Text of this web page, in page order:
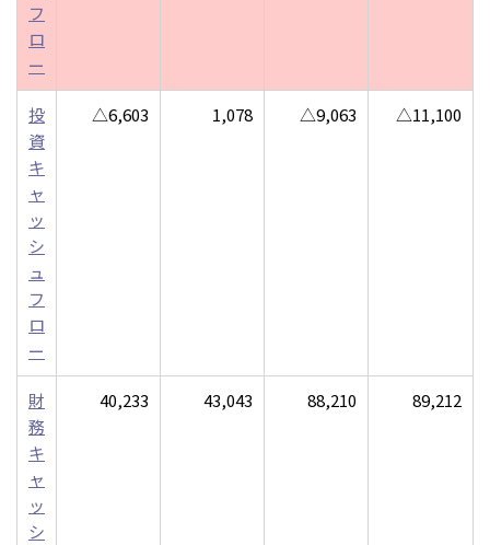
フ
ロ
ー
投
資
キ
ャ
ッ
シ
ュ
フ
ロ
ー
△6,603 1,078 △9,063 △11,100
財
務
キ
ャ
ッ
シ
40,233 43,043 88,210 89,212